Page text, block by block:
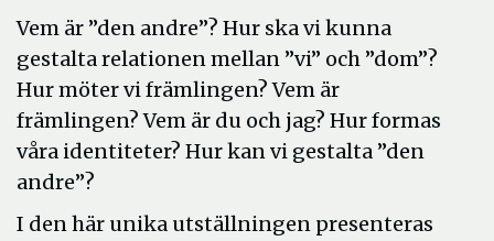
Vem är ”den andre”? Hur ska vi kunna
gestalta relationen mellan ”vi” och ”dom”?
Hur möter vi främlingen? Vem är
främlingen? Vem är du och jag? Hur formas
våra identiteter? Hur kan vi gestalta ”den
andre”?
I den här unika utställningen presenteras